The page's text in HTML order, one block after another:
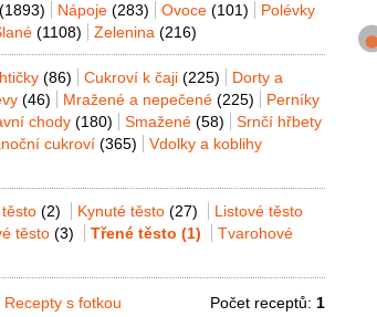
(1893) Nápoje (283) Ovoce (101)
Polévky
(1108) Zelenina (216)
(86) Cukroví k čaji (225)
Dorty a
(46) Mražené a nepečené (225)
Perníky
chody (180) Smažené (58)
Srnčí hřbety
cukroví (365)
Vdolky a koblihy
(2) Kynuté těsto (27)
Listové těsto
těsto (3) Třené těsto (1)
Tvarohové
Recepty s fotkou Počet receptů: 1